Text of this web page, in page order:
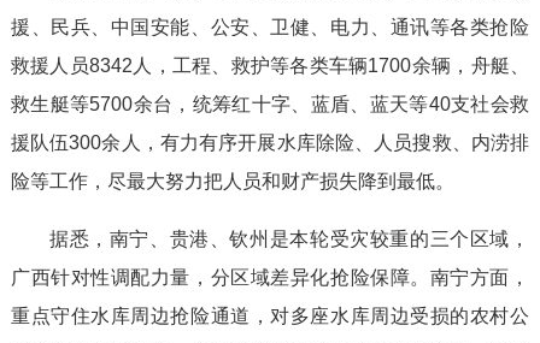
援、民兵、中国安能、公安、卫健、电力、通讯等各类抢险
救援人员8342人，工程、救护等各类车辆1700余辆，舟艇、
救生艇等5700余台，统筹红十字、蓝盾、蓝天等40支社会救
援队伍300余人，有力有序开展水库除险、人员搜救、内涝排
险等工作，尽最大努力把人员和财产损失降到最低。
据悉，南宁、贵港、钦州是本轮受灾较重的三个区域，
广西针对性调配力量，分区域差异化抢险保障。南宁方面，
重点守住水库周边抢险通道，对多座水库周边受损的农村公